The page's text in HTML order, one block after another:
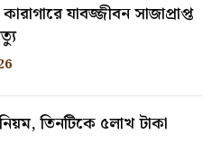
যাবজ্জীবন সাজাপ্রাপ্ত
তিনটিকে ৫লাখ টাকা